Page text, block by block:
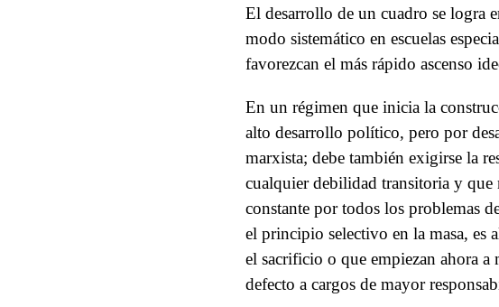
El desarrollo de un cuadro se logra
modo sistemático en escuelas
favorezcan el más rápido ascenso
En un régimen que inicia la
alto desarrollo político, pero por
marxista; debe también exigirse la
cualquier debilidad transitoria y que
constante por todos los problemas
el principio selectivo en la masa, es
el sacrificio o que empiezan ahora a
defecto a cargos de mayor